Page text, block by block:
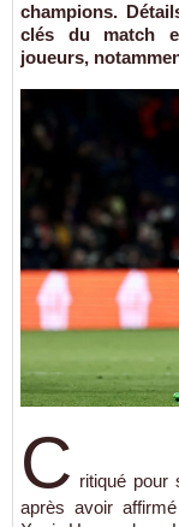
champions.
clés du match
joueurs,
C ritiqué pour
après avoir